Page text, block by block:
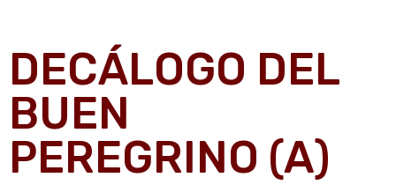
DECÁLOGO DEL
BUEN
PEREGRINO (A)